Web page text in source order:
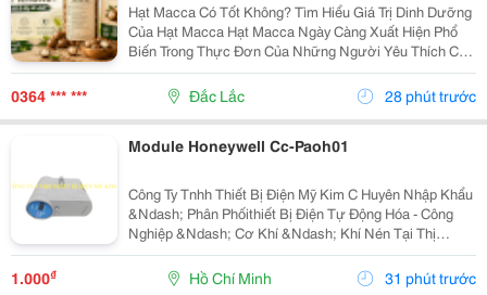
Hạt Macca Có Tốt Không? Tìm Hiểu Giá Trị Dinh Dưỡng
Của Hạt Macca Hạt Macca Ngày Càng Xuất Hiện Phổ
Biến Trong Thực Đơn Của Những Người Yêu Thích Các
Loại Hạt Dinh Dưỡng. Với Vị Béo Nhẹ, Thơm Bùi Và
Cách Sử Dụng Đơn Giản, Macca Có Thể Trở Thành
0364 *** *** Đắc Lắc 28 phút trước
Module Honeywell Cc-Paoh01
Công Ty Tnhh Thiết Bị Điện Mỹ Kim C Huyên Nhập Khẩu
&Ndash; Phân Phốithiết Bị Điện Tự Động Hóa - Công
Nghiệp &Ndash; Cơ Khí &Ndash; Khí Nén Tại Thị
Trường Việt Nam. Những Thương Hiệu Mà Mỹ Kim
Thường Xuyên Phân Phối: Yaskawa &Ndash;
Panasonic...
1.000₫ Hồ Chí Minh 31 phút trước